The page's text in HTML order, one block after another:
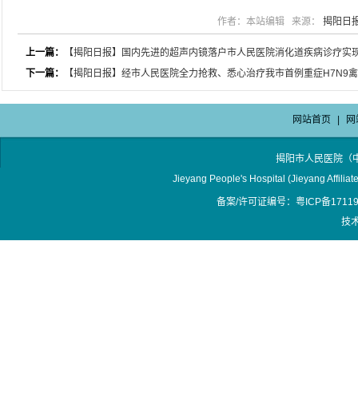
作者：本站编辑 来源： 揭阳日
上一篇：
【揭阳日报】国内先进的超声内镜落户市人民医院消化道疾病诊疗实
下一篇：
【揭阳日报】经市人民医院全力抢救、悉心治疗我市首例重症H7N9
网站首页
揭阳市人民医院
Jieyang People's Hospital (Jieyang
备案/许可证编号：粤ICP备
技